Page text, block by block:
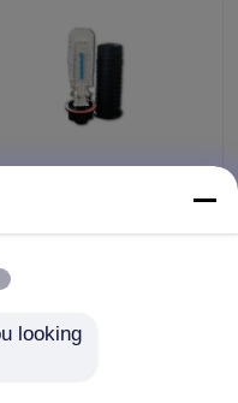
Behälter Faser-
Optikspleiß-Kasten für
Art der
looking